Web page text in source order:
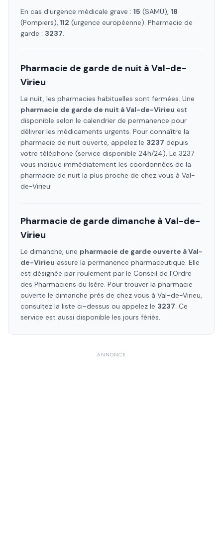
En cas d'urgence médicale grave : 15 (SAMU), 18
(Pompiers), 112 (urgence européenne). Pharmacie de
garde : 3237.
Pharmacie de garde de nuit à Val-de-
Virieu
La nuit, les pharmacies habituelles sont fermées. Une
pharmacie de garde de nuit àVal-de-Virieu est
disponible selon le calendrier de permanence pour
délivrer les médicaments urgents. Pour connaître la
pharmacie de nuit ouverte, appelez le 3237 depuis
votre téléphone (service disponible 24h/24). Le 3237
vous indique immédiatement les coordonnées de la
pharmacie de nuit la plus proche de chez vous à Val-
de-Virieu.
Pharmacie de garde dimanche à Val-de-
Virieu
Le dimanche, une pharmacie de garde ouverte àVal-
de-Virieu assure la permanence pharmaceutique. Elle
est désignée par roulement par le Conseil de l'Ordre
des Pharmaciens du Isère. Pour trouver la pharmacie
ouverte le dimanche près de chez vous à Val-de-Virieu,
consultez la liste ci-dessus ou appelez le 3237. Ce
service est aussi disponible les jours fériés.
ANNONCE